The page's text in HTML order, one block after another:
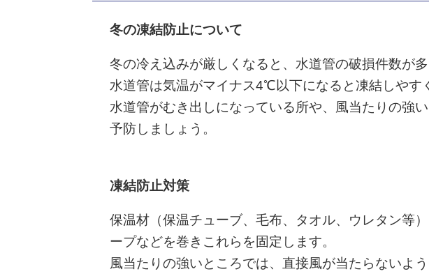
冬の凍結防止について
冬の冷え込みが厳しくなると、水道管の破損件数が
水道管は気温がマイナス4℃以下になると凍結しやす
水道管がむき出しになっている所や、風当たりの強
予防しましょう。
凍結防止対策
保温材（保温チューブ、毛布、タオル、ウレタン等
ープなどを巻きこれらを固定します。
風当たりの強いところでは、直接風が当たらないよ